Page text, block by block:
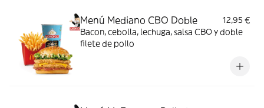
Menú Mediano CBO Doble
12,95 €
Bacon, cebolla, lechuga, salsa CBO y doble
filete de pollo